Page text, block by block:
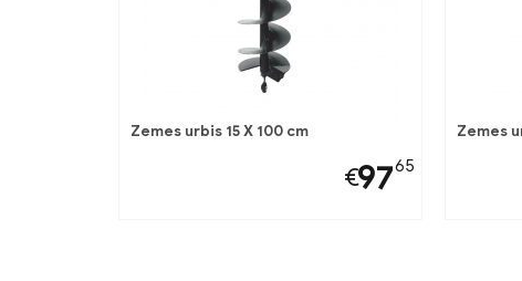
Zemes urbis 15 X 100 cm
€9765
Zemes